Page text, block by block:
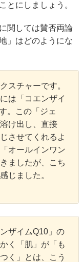
とにしましょう。
関しては賛否両論
」はどのようにな
スチャーです。
は「コエンザイ
。この「ジェ
け出し、直接
させてくれるよ
オールインワン
ましたが、こち
じました。
ザイムQ10」の
く「肌」が「も
く」とは、こう